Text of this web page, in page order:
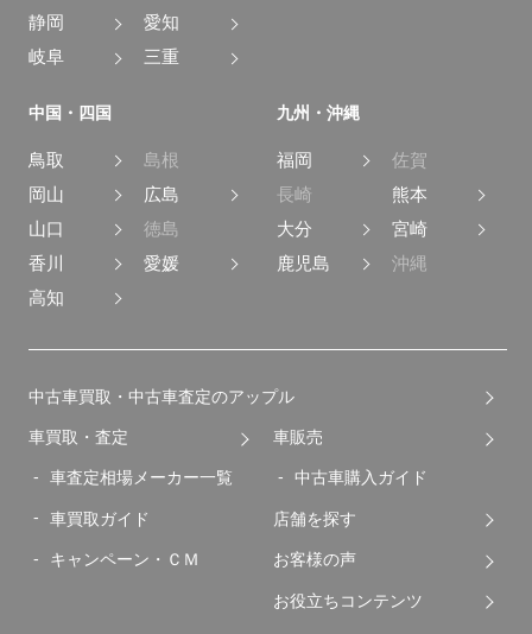
静岡
愛知
岐阜
三重
中国・四国
鳥取
島根
岡山
広島
山口
徳島
香川
愛媛
高知
九州・沖縄
福岡
佐賀
長崎
熊本
大分
宮崎
鹿児島
沖縄
中古車買取・中古車査定のアップル
車買取・査定
車査定相場メーカー一覧
車買取ガイド
キャンペーン・ＣＭ
車販売
中古車購入ガイド
店舗を探す
お客様の声
お役立ちコンテンツ